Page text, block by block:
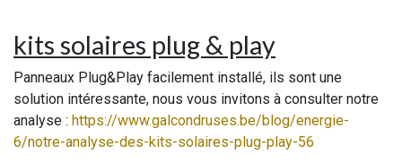
kits solaires plug & play
Panneaux Plug&Play facilement installé, ils sont une
solution intéressante, nous vous invitons à consulter notre
analyse : https://www.galcondruses.be/blog/energie-
6/notre-analyse-des-kits-solaires-plug-play-56